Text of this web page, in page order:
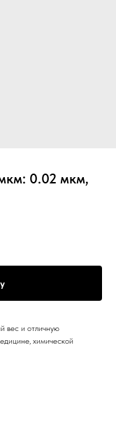
0.02 мкм,
вес и отличную
химической